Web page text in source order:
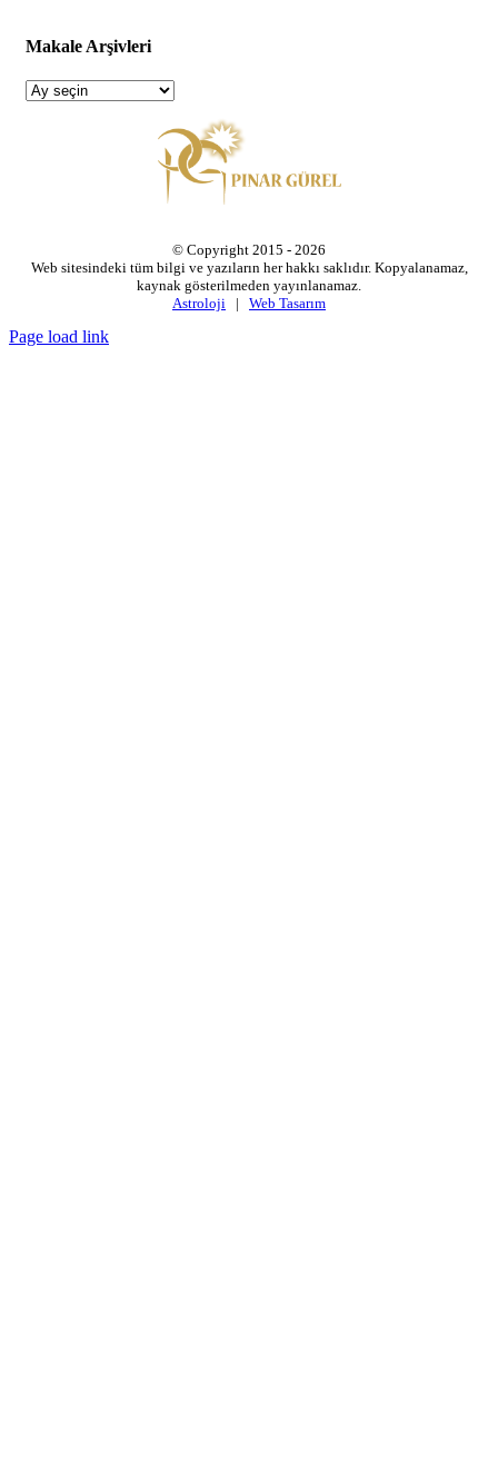
Makale Arşivleri
Makale
© Copyright 2015 - 2026
Web sitesindeki tüm bilgi ve yazıların her hakkı saklıdır. Kopyalanamaz,
kaynak gösterilmeden yayınlanamaz.
Astroloji | Web Tasarım
Page load link